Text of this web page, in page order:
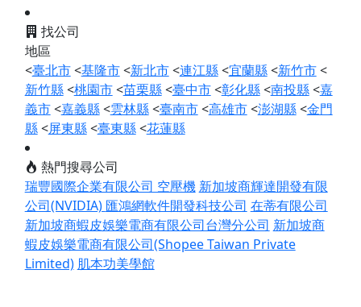
找公司
地區
<臺北市<基隆市<新北市<連江縣<宜蘭縣<新竹市<
新竹縣<桃園市<苗栗縣<臺中市<彰化縣<南投縣<嘉
義市<嘉義縣<雲林縣<臺南市<高雄市<澎湖縣<金門
縣<屏東縣<臺東縣<花蓮縣
熱門搜尋公司
瑞豐國際企業有限公司 空壓機 新加坡商輝達開發有限
公司(NVIDIA) 匯鴻網軟件開發科技公司 在蒂有限公司
新加坡商蝦皮娛樂電商有限公司台灣分公司 新加坡商
蝦皮娛樂電商有限公司(Shopee Taiwan Private
Limited) 肌本功美學館